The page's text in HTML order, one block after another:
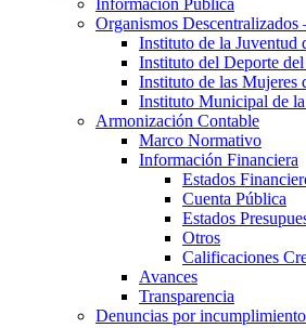
Información Pública
Organismos
Instituto de la Juventud
Instituto del Deporte
Instituto de las Mujeres
Instituto Municipal de
Armonización Contable
Marco Normativo
Información Financiera
Estados
Cuenta Pública
Estados
Otros
Calificaciones
Avances
Transparencia
Denuncias por